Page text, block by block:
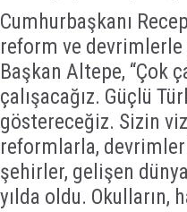
Cumhurbaşkanı
reform ve devrimlerle
Başkan Altepe, “Çok
çalışacağız. Güçlü
göstereceğiz. Sizin
reformlarla,
şehirler, gelişen
yılda oldu. Okulların,